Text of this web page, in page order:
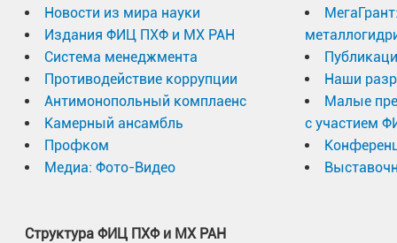
Новости из мира науки
Издания ФИЦ ПХФ и МХ РАН
Система менеджмента
Противодействие коррупции
Антимонопольный комплаенс
Камерный ансамбль
Профком
Медиа: Фото-Видео
Структура ФИЦ ПХФ и МХ РАН
Наши
Малые
с участием